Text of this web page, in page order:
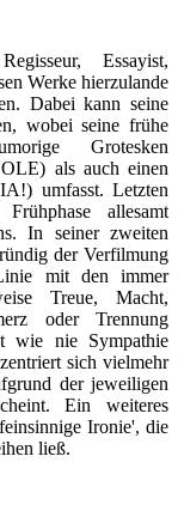
Essayist,
Werke hierzulande
Dabei kann seine
wobei seine frühe
Grotesken
als auch einen
umfasst. Letzten
allesamt
In seiner zweiten
der Verfilmung
mit den immer
Treue, Macht,
oder Trennung
wie nie Sympathie
sich vielmehr
der jeweiligen
Ein weiteres
Ironie', die
ließ.